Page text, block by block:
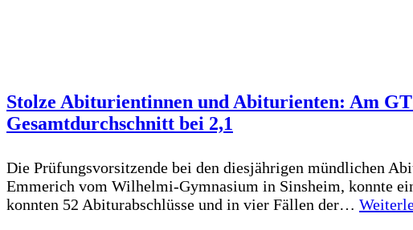
Stolze Abiturientinnen und Abiturienten: Am
Gesamtdurchschnitt bei 2,1
Die Prüfungsvorsitzende bei den diesjährigen mündlichen
Emmerich vom Wilhelmi-Gymnasium in Sinsheim, konnte
konnten 52 Abiturabschlüsse und in vier Fällen der…